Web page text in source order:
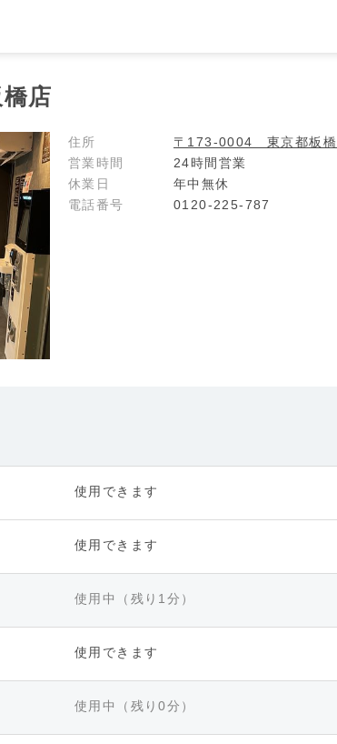
店
住所
〒173-0004 東京都板
営業時間
24時間営業
休業日
年中無休
電話番号
0120-225-787
使用できます
使用できます
使用中（残り1分）
使用できます
使用中（残り0分）